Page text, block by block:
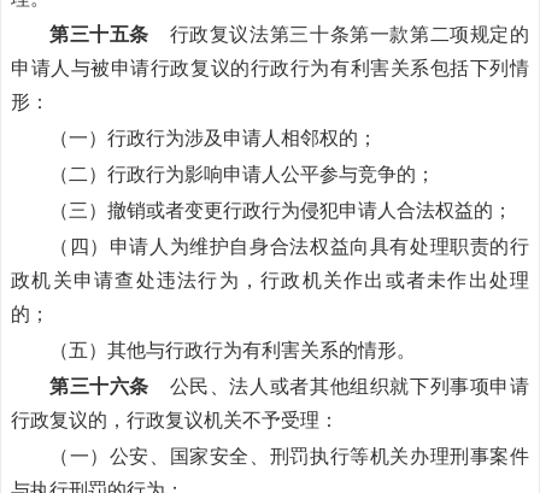
第三十五条 行政复议法第三十条第一款第二项规定的
申请人与被申请行政复议的行政行为有利害关系包括下列情
形：
（一）行政行为涉及申请人相邻权的；
（二）行政行为影响申请人公平参与竞争的；
（三）撤销或者变更行政行为侵犯申请人合法权益的；
（四）申请人为维护自身合法权益向具有处理职责的行
政机关申请查处违法行为，行政机关作出或者未作出处理
的；
（五）其他与行政行为有利害关系的情形。
第三十六条 公民、法人或者其他组织就下列事项申请
行政复议的，行政复议机关不予受理：
（一）公安、国家安全、刑罚执行等机关办理刑事案件